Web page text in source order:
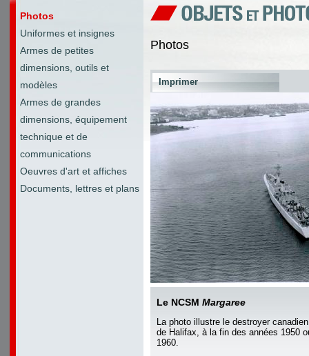
Photos
Uniformes et insignes
Armes de petites
dimensions, outils et
modèles
Armes de grandes
dimensions, équipement
technique et de
communications
Oeuvres d'art et affiches
Documents, lettres et plans
Photos
Imprimer
Le NCSM Margaree
La photo illustre le destroyer
de Halifax, à la fin des années 1950
1960.